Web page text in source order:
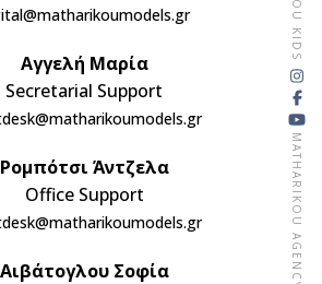
Αγγελή Μαρία
Secretarial Support
Ρομπότσι Άντζελα
Office Support
Αιβάτογλου Σοφία
MATHARIKOU AGENCY